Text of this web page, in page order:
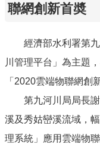
聯網創新首奬
經濟部水利署第九
川管理平台」為主題
「2020雲端物聯網創
第九河川局局長謝
溪及秀姑巒溪流域，
理系統」應用雲端物